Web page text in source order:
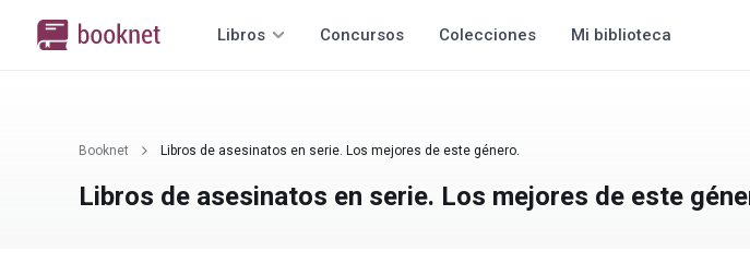
Libros Concursos Colecciones Mi biblioteca
Booknet Libros de asesinatos en serie. Los mejores de este género.
Libros de asesinatos en serie. Los mejores de este